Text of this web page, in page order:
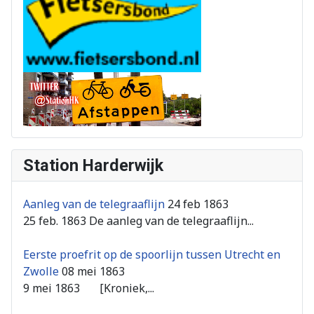
Station Harderwijk
Aanleg van de telegraaflijn 24 feb 1863
25 feb. 1863 De aanleg van de telegraaflijn...
Eerste proefrit op de spoorlijn tussen Utrecht en
Zwolle08 mei 1863
9 mei 1863 [Kroniek,...